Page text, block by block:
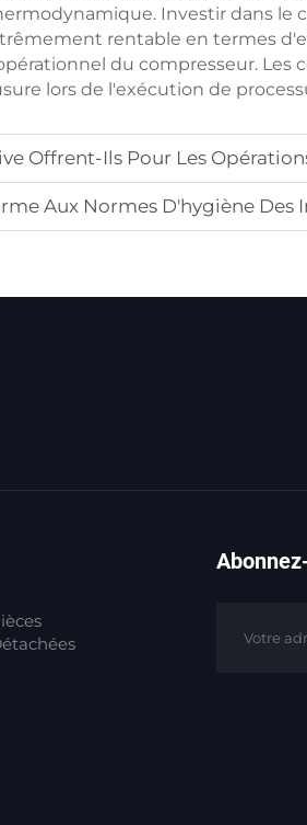
Investir dans le
rentable en termes
du compresseur. Les
lors de l'exécution de
Offrent-Ils Pour Les
Aux Normes D'hygiène